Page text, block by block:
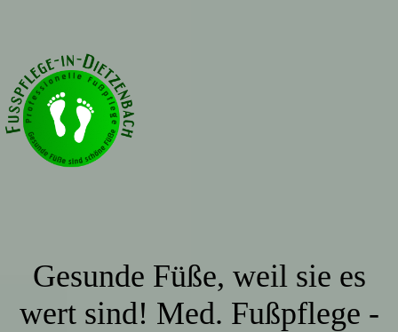
Gesunde Füße, weil sie es
wert sind! Med. Fußpflege -